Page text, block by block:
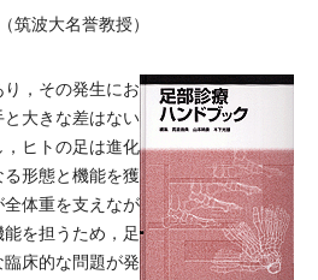
（筑波大名誉教授）
，その発生にお
大きな差はない
ヒトの足は進化
形態と機能を獲
体重を支えなが
を担うため，足
床的な問題が発